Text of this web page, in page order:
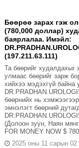
Бөөрөө зарах гэж
(780,000 доллар)
баярлалаа. Имэйл:
(197.211.63.111)
Та бөөрийг худалдахыг
улмаас бөөрийг зарж
хийхээ мэдэхгүй байна
бөөрнийх нь
эмнэлэгт бөөрний
(Долоон зуун, Наян
FOR MONEY NOW $
2025 оны 11 сарын 02